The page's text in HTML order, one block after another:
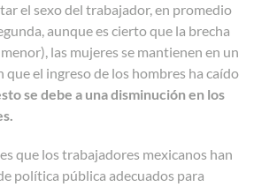
el sexo del trabajador, en promedio
aunque es cierto que la brecha
las mujeres se mantienen en un
el ingreso de los hombres ha caído
se debe a una disminución en los
que los trabajadores mexicanos han
política pública adecuados para